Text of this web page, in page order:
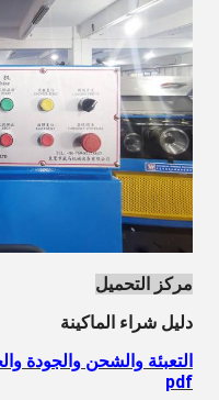
مركز التحميل
دليل شراء الماكينة
التعبئة والشحن والجودة
pdf